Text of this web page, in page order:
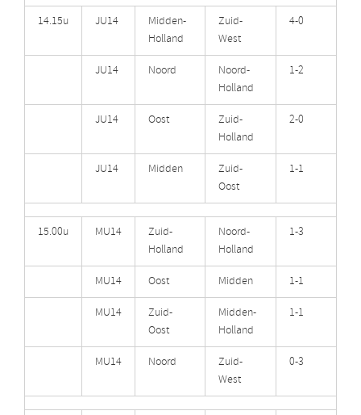
14.15u JU14
Midden-
Holland
Zuid-
West
4-0
JU14 Noord
Noord-
Holland
1-2
JU14 Oost
Zuid-
Holland
2-0
JU14 Midden
Zuid-
Oost
1-1
15.00u MU14
Zuid-
Holland
Noord-
Holland
1-3
MU14 Oost Midden 1-1
MU14
Zuid-
Oost
Midden-
Holland
1-1
MU14 Noord
Zuid-
West
0-3